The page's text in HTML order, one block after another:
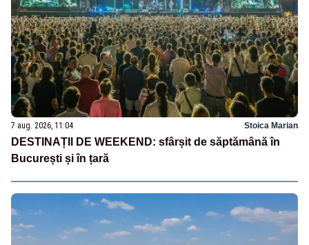
7 aug. 2026, 11:04 Stoica Marian
DESTINAȚII DE WEEKEND: sfârșit de săptămână în
București și în țară